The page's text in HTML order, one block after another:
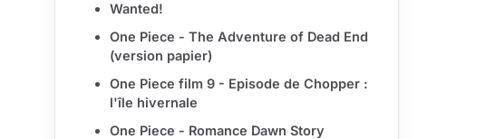
Wanted!
One Piece - The Adventure of Dead End
(version papier)
One Piece film 9 - Episode de Chopper :
l'île hivernale
One Piece - Romance Dawn Story